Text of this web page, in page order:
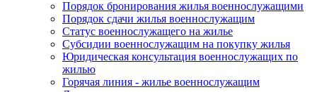
Порядок бронирования жилья военнослужащими
Порядок сдачи жилья военнослужащим
Статус военнослужащего на жилье
Субсидии военнослужащим на покупку жилья
Юридическая консультация военнослужащих по
жилью
Горячая линия - жилье военнослужащим